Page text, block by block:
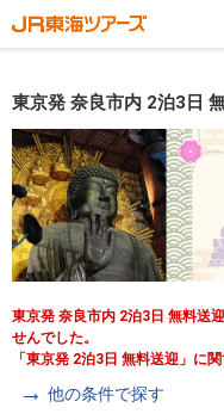
東京発 奈良市内 2泊3日
東京発 奈良市内 2泊3日 無料送
せんでした。
「東京発 2泊3日 無料送迎」に
他の条件で探す